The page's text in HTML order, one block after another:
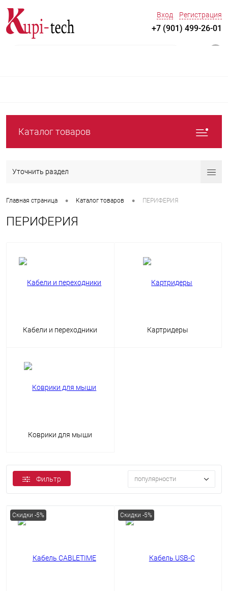
Вход Регистрация
+7 (901) 499-26-01
Каталог товаров
Уточнить раздел
Главная страница • Каталог товаров • ПЕРИФЕРИЯ
ПЕРИФЕРИЯ
Кабели и переходники Картридеры
Коврики для мыши
Фильтр популярности
Скидки -5% Скидки -5%